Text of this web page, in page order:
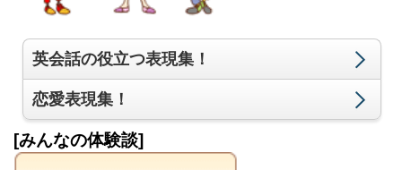
英会話の役立つ表現集！
恋愛表現集！
[みんなの体験談]